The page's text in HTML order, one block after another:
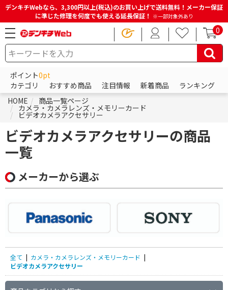
デンキチWebなら、3,300円以上(税込)のお買い上げで送料無料！メーカー保証
に準じた修理を何度でも使える延長保証！ ※一部対象外あり
0
ポイント0pt
カテゴリ
おすすめ商品 注目情報 新着商品
ランキング
HOME
商品一覧ページ
カメラ・カメラレンズ・メモリーカード
ビデオカメラアクセサリー
ビデオカメラアクセサリーの商品
一覧
メーカーから選ぶ
全て | カメラ・カメラレンズ・メモリーカード |
ビデオカメラアクセサリー